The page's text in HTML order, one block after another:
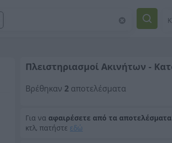
Πλειστηριασμοί Ακινήτων -
Βρέθηκαν 2 αποτελέσματα
Για να αφαιρέσετε από τα
κτλ, πατήστε εδώ